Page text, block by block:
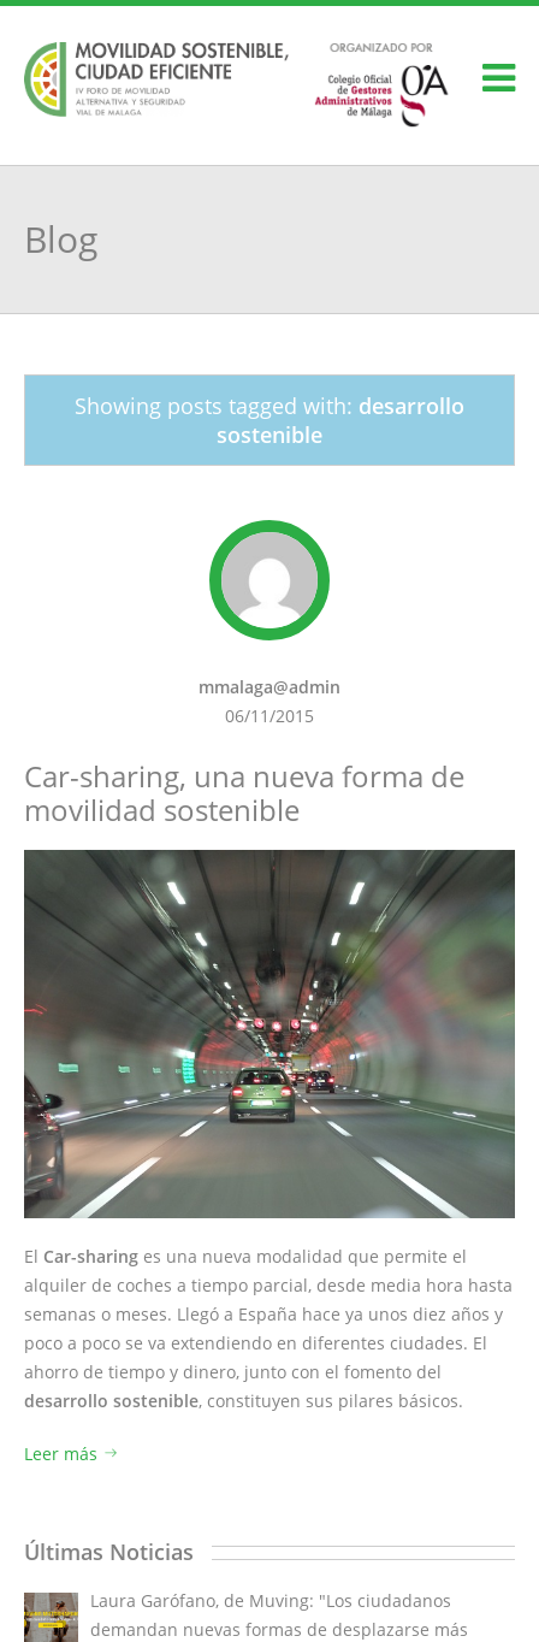
Blog
Showing posts tagged with: desarrollo
sostenible
mmalaga@admin
06/11/2015
Car-sharing, una nueva forma de
movilidad sostenible
El Car-sharing es una nueva modalidad que permite el
alquiler de coches a tiempo parcial, desde media hora hasta
semanas o meses. Llegó a España hace ya unos diez años y
poco a poco se va extendiendo en diferentes ciudades. El
ahorro de tiempo y dinero, junto con el fomento del
desarrollo sostenible, constituyen sus pilares básicos.
Leer más
Últimas Noticias
Laura Garófano, de Muving: "Los ciudadanos
demandan nuevas formas de desplazarse más